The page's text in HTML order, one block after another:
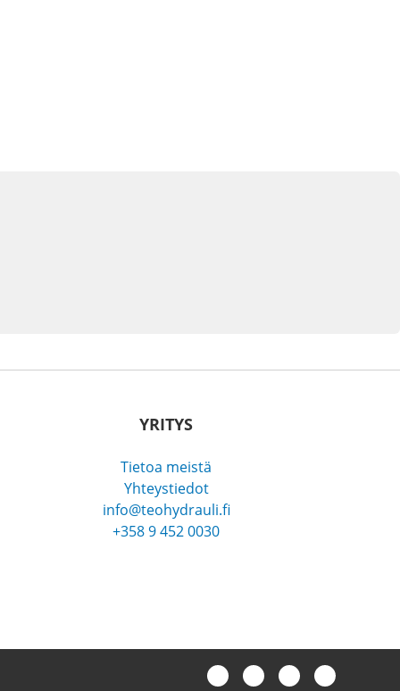
YRITYS
Tietoa meistä
Yhteystiedot
info@teohydrauli.fi
+358 9 452 0030